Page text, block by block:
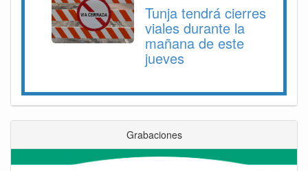
Tunja tendrá cierres
viales durante la
mañana de este
jueves
Grabaciones